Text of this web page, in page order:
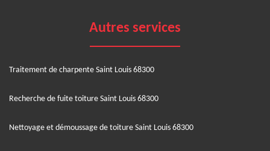
Autres services
Traitement de charpente Saint Louis 68300
Recherche de fuite toiture Saint Louis 68300
Nettoyage et démoussage de toiture Saint Louis 68300